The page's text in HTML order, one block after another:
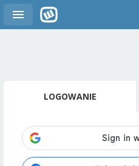
LOGOWANIE